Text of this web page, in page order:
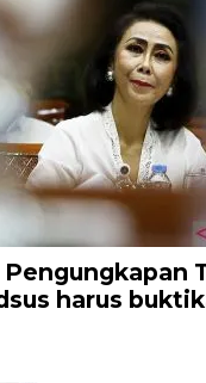
Pengungkapan
harus